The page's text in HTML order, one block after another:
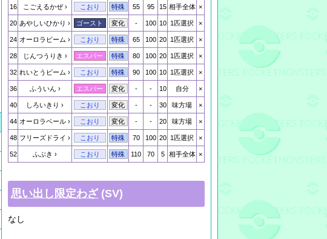
16 こごえるかぜ こおり 特殊 55 95 15 相手全体 ×
20 あやしいひかり ゴースト 変化 - 100 10 1匹選択 ×
24 オーロラビーム こおり 特殊 65 100 20 1匹選択 ×
28 じんつうりき エスパー 特殊 80 100 20 1匹選択 ×
32 れいとうビーム こおり 特殊 90 100 10 1匹選択 ×
36 ふういん エスパー 変化 - - 10 自分 ×
40 しろいきり こおり 変化 - - 30 味方場 ×
44 オーロラベール こおり 変化 - - 20 味方場 ×
48 フリーズドライ こおり 特殊 70 100 20 1匹選択 ×
52 ふぶき こおり 特殊 110 70 5 相手全体 ×
思い出し限定わざ(SV)
なし